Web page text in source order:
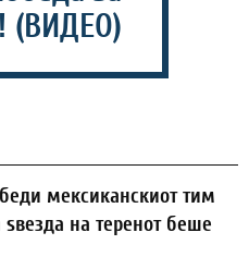
(ВИДЕО)
мексиканскиот тим
на теренот беше